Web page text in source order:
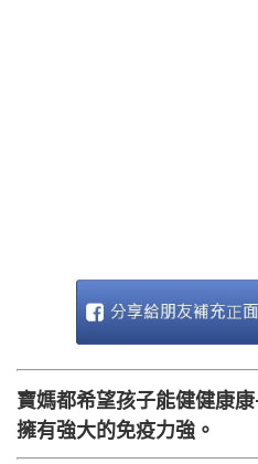
寶媽都希望孩子能健健康
擁有強大的免疫力強。